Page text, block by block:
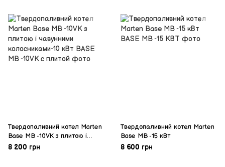
Твердопаливний котел Marten
Base MB -10VK з плитою і
чавунними колосниками-10 кВт
8 200 грн
Твердопаливний котел Marten
Base MB -15 кВт
8 600 грн